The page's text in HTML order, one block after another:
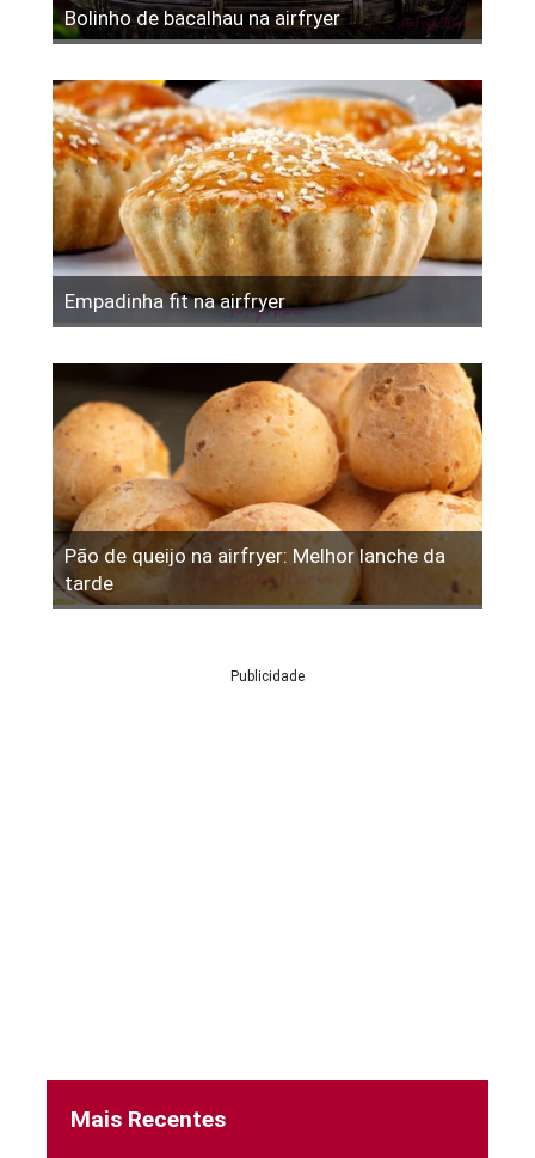
Bolinho de bacalhau na airfryer
Empadinha fit na airfryer
Pão de queijo na airfryer: Melhor lanche da
tarde
Publicidade
Mais Recentes